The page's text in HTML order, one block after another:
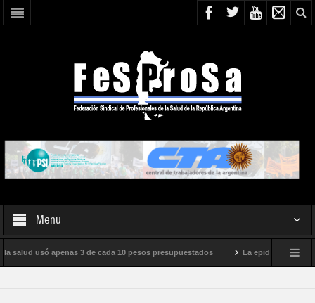
Menu
usó apenas 3 de cada 10 pesos presupuestados La epidemia de